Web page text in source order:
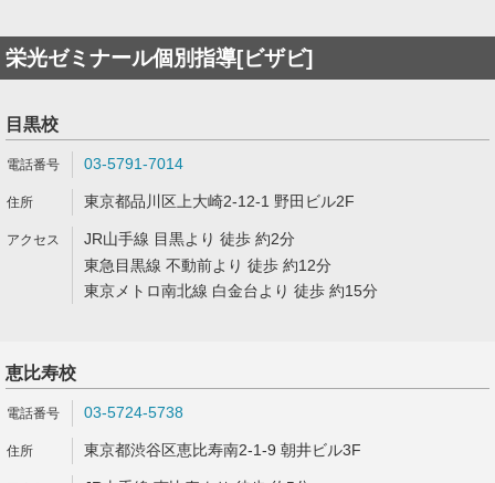
栄光ゼミナール個別指導[ビザビ]
目黒校
03-5791-7014
東京都品川区上大崎2-12-1 野田ビル2F
JR山手線 目黒より 徒歩 約2分
東急目黒線 不動前より 徒歩 約12分
東京メトロ南北線 白金台より 徒歩 約15分
恵比寿校
03-5724-5738
東京都渋谷区恵比寿南2-1-9 朝井ビル3F